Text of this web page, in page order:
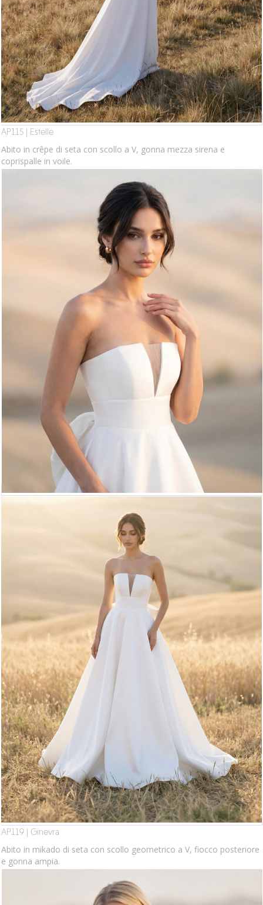
AP115 | Estelle
Abito in crêpe di seta con scollo a V, gonna mezza sirena e
coprispalle in voile.
AP119 | Ginevra
Abito in mikado di seta con scollo geometrico a V, fiocco posteriore
e gonna ampia.